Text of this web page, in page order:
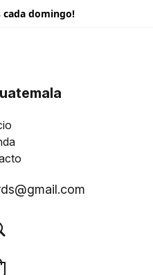
cada domingo!